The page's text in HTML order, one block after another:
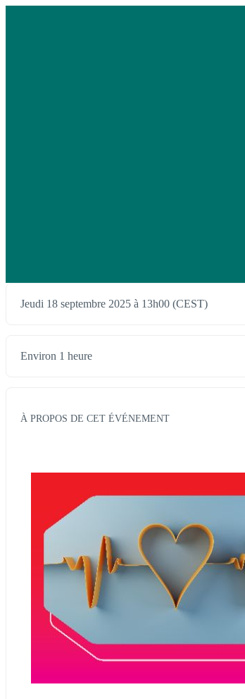
Jeudi 18 septembre 2025 à 13h00 (CEST)
Environ 1 heure
À PROPOS DE CET ÉVÉNEMENT